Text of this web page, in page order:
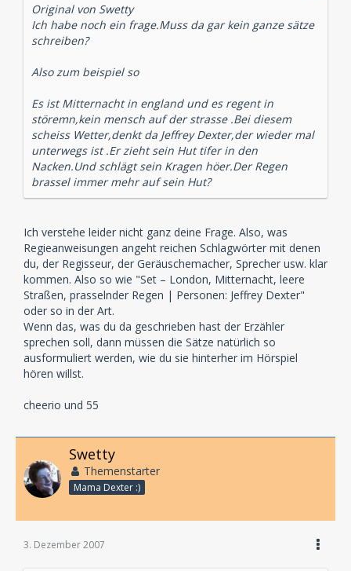
Original von Swetty
Ich habe noch ein frage.Muss da gar kein ganze sätze
schreiben?
Also zum beispiel so
Es ist Mitternacht in england und es regent in
störemn,kein mensch auf der strasse .Bei diesem
scheiss Wetter,denkt da Jeffrey Dexter,der wieder mal
unterwegs ist .Er zieht sein Hut tifer in den
Nacken.Und schlägt sein Kragen höer.Der Regen
brassel immer mehr auf sein Hut?
Ich verstehe leider nicht ganz deine Frage. Also, was
Regieanweisungen angeht reichen Schlagwörter mit denen
du, der Regisseur, der Geräuschemacher, Sprecher usw. klar
kommen. Also so wie "Set – London, Mitternacht, leere
Straßen, prasselnder Regen | Personen: Jeffrey Dexter"
oder so in der Art.
Wenn das, was du da geschrieben hast der Erzähler
sprechen soll, dann müssen die Sätze natürlich so
ausformuliert werden, wie du sie hinterher im Hörspiel
hören willst.
cheerio und 55
Swetty
Themenstarter
Mama Dexter :)
3. Dezember 2007